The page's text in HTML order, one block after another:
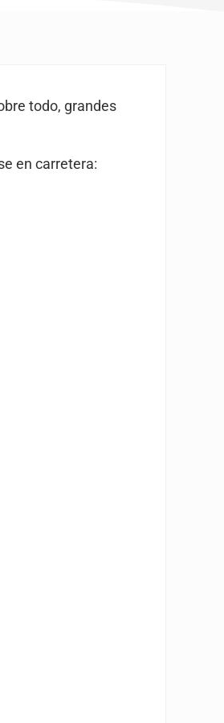
todo, grandes
en carretera: